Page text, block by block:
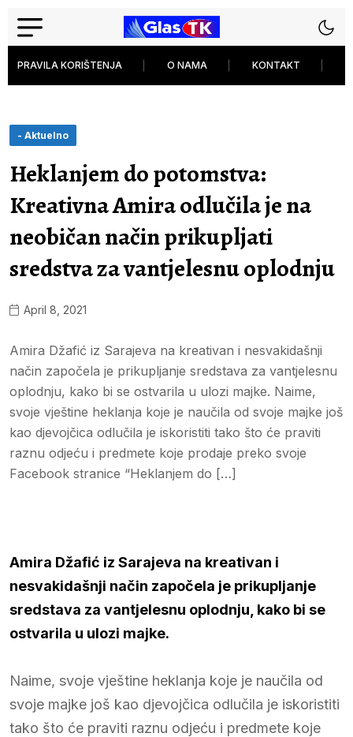
PRAVILA KORIŠTENJA O NAMA KONTAKT
- Aktuelno
Heklanjem do potomstva:
Kreativna Amira odlučila je na
neobičan način prikupljati
sredstva za vantjelesnu oplodnju
April 8, 2021
Amira Džafić iz Sarajeva na kreativan i nesvakidašnji
način započela je prikupljanje sredstava za vantjelesnu
oplodnju, kako bi se ostvarila u ulozi majke. Naime,
svoje vještine heklanja koje je naučila od svoje majke još
kao djevojčica odlučila je iskoristiti tako što će praviti
raznu odjeću i predmete koje prodaje preko svoje
Facebook stranice “Heklanjem do […]
Amira Džafić iz Sarajeva na kreativan i
nesvakidašnji način započela je prikupljanje
sredstava za vantjelesnu oplodnju, kako bi se
ostvarila u ulozi majke.
Naime, svoje vještine heklanja koje je naučila od
svoje majke još kao djevojčica odlučila je iskoristiti
tako što će praviti raznu odjeću i predmete koje